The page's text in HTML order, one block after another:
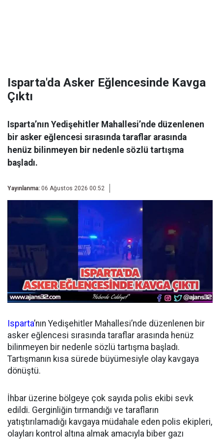
Isparta'da Asker Eğlencesinde Kavga
Çıktı
Isparta’nın Yedişehitler Mahallesi’nde düzenlenen
bir asker eğlencesi sırasında taraflar arasında
henüz bilinmeyen bir nedenle sözlü tartışma
başladı.
Yayınlanma: 06 Ağustos 2026 00:52
Isparta’nın Yedişehitler Mahallesi’nde düzenlenen bir
asker eğlencesi sırasında taraflar arasında henüz
bilinmeyen bir nedenle sözlü tartışma başladı.
Tartışmanın kısa sürede büyümesiyle olay kavgaya
dönüştü.
İhbar üzerine bölgeye çok sayıda polis ekibi sevk
edildi. Gerginliğin tırmandığı ve tarafların
yatıştırılamadığı kavgaya müdahale eden polis ekipleri,
olayları kontrol altına almak amacıyla biber gazı